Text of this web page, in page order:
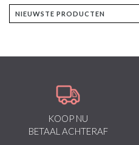
KOOP NU
BETAAL ACHTERAF